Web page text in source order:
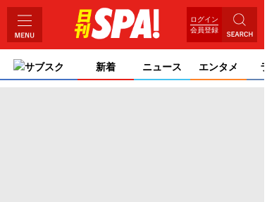
ログイン
会員登録
サブスク 新着 ニュース エンタメ